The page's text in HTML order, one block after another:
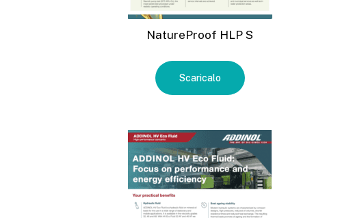
NatureProof HLP S
Scaricalo